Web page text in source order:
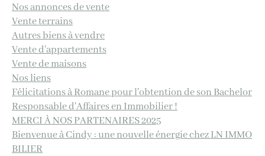
Nos annonces de vente
Vente terrains
Autres biens à vendre
Vente d'appartements
Vente de maisons
Nos liens
Félicitations à Romane pour l'obtention de son Bachelor
Responsable d'Affaires en Immobilier !
MERCI À NOS PARTENAIRES 2025
Bienvenue à Cindy : une nouvelle énergie chez LN IMMO
BILIER
Coups de coeur
RECHERCHER